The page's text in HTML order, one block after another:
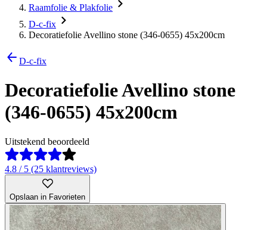
Raamfolie & Plakfolie
D-c-fix
Decoratiefolie Avellino stone (346-0655) 45x200cm
D-c-fix
Decoratiefolie Avellino stone
(346-0655) 45x200cm
Uitstekend beoordeeld
4.8 / 5 (25 klantreviews)
Opslaan in Favorieten